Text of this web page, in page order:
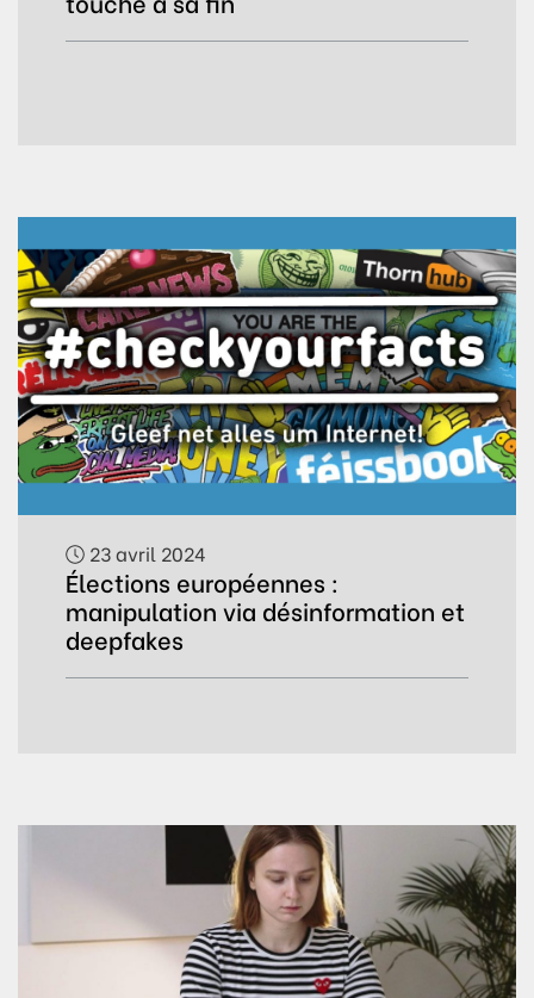
23 avril 2024
Élections européennes :
manipulation via désinformation et
deepfakes